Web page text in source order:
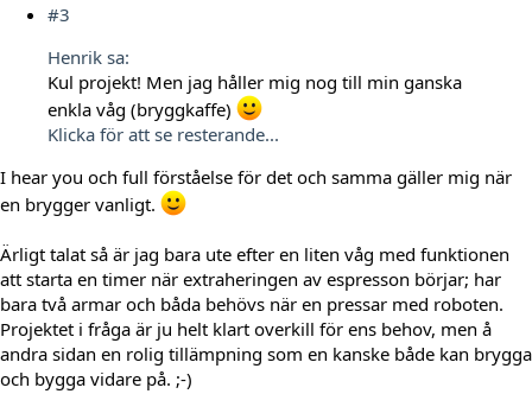
#3
Henrik sa:
Kul projekt! Men jag håller mig nog till min ganska
enkla våg (bryggkaffe)
Klicka för att se resterande...
I hear you och full förståelse för det och samma gäller mig när
en brygger vanligt.
Ärligt talat så är jag bara ute efter en liten våg med funktionen
att starta en timer när extraheringen av espresson börjar; har
bara två armar och båda behövs när en pressar med roboten.
Projektet i fråga är ju helt klart overkill för ens behov, men å
andra sidan en rolig tillämpning som en kanske både kan brygga
och bygga vidare på. ;-)